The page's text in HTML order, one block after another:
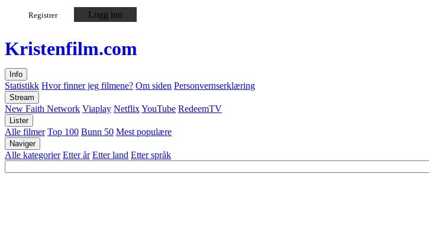
Registrer Logg inn
Kristenfilm.com
Info
Statistikk Hvor finner jeg filmene? Om siden Personvernserklæring
Stream
New Faith Network Viaplay NetflixYouTube RedeemTV
Lister
Alle filmer Top 100 Bunn 50 Mest populære
Naviger
Alle kategorier Etter år Etter land Etter språk